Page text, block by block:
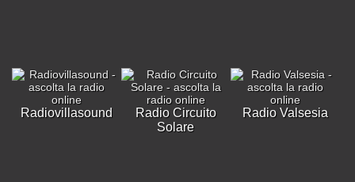
Radiovillasound
Radio Circuito
Solare
Radio Valsesia